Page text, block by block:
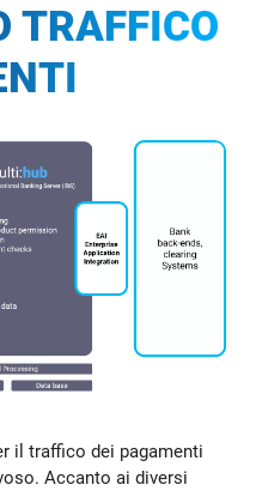
TRAFFICO
il traffico dei pagamenti
Accanto ai diversi